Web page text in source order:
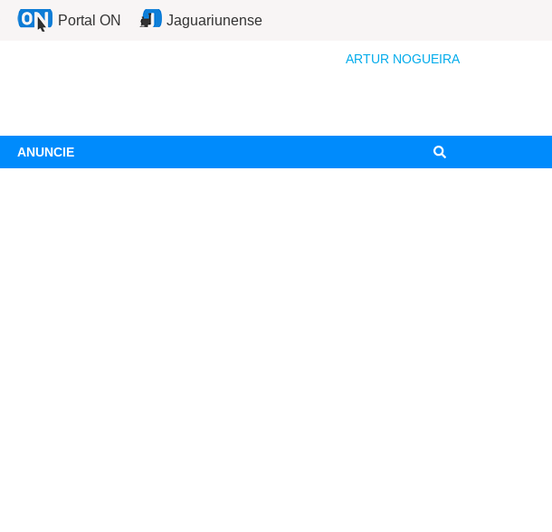
Portal ON Jaguariunense
ARTUR NOGUEIRA
ANUNCIE